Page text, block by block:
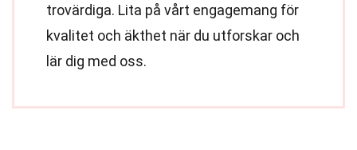
trovärdiga. Lita på vårt engagemang för
kvalitet och äkthet när du utforskar och
lär dig med oss.